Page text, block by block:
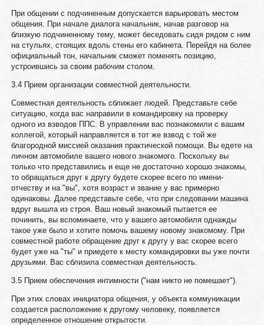
При общении с подчиненным допускается варьировать местом
общения. При начале диалога начальник, начав разговор на
близкую подчиненному тему, может беседовать сидя рядом с ним
на стульях, стоящих вдоль стены его кабинета. Перейдя на более
официальный тон, начальник сможет поменять позицию,
устроившись за своим рабочим столом.
3.4 Прием организации совместной деятельности.
Совместная деятельность сближает людей. Представьте себе
ситуацию, когда вас направили в командировку на проверку
одного из взводов ППС. В управлении вас познакомили с вашим
коллегой, который направляется в тот же взвод с той же
благородной миссией оказания практической помощи. Вы едете на
личном автомобиле вашего нового знакомого. Поскольку вы
только что представились и еще не достаточно хорошо знакомы,
то обращаться друг к другу будете скорее всего по имени-
отчеству и на "вы", хотя возраст и звание у вас примерно
одинаковы. Далее представьте себе, что при следовании машина
вдруг вышла из строя. Ваш новый знакомый пытается ее
починить, вы вспоминаете, что у вашего автомобиля однажды
такое уже было и хотите помочь вашему новому знакомому. При
совместной работе обращение друг к другу у вас скорее всего
будет уже на "ты" и приедете к месту командировки вы уже почти
друзьями. Вас сблизила совместная деятельность.
3.5 Прием обеспечения интимности ("нам никто не помешает").
При этих словах инициатора общения, у объекта коммуникации
создается расположение к другому человеку, появляется
определенное отношение открытости.